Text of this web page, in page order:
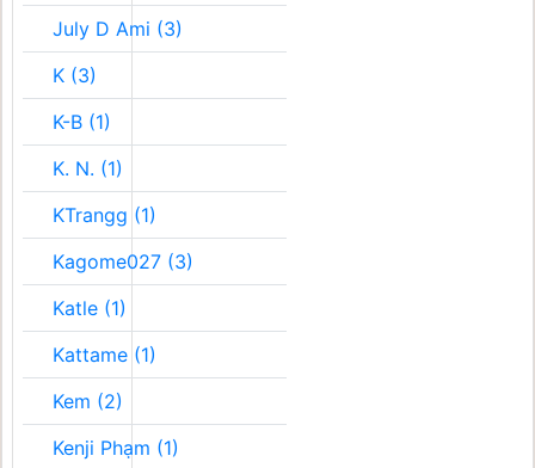
July D Ami (3)
K (3)
K-B (1)
K. N. (1)
KTrangg (1)
Kagome027 (3)
Katle (1)
Kattame (1)
Kem (2)
Kenji Phạm (1)